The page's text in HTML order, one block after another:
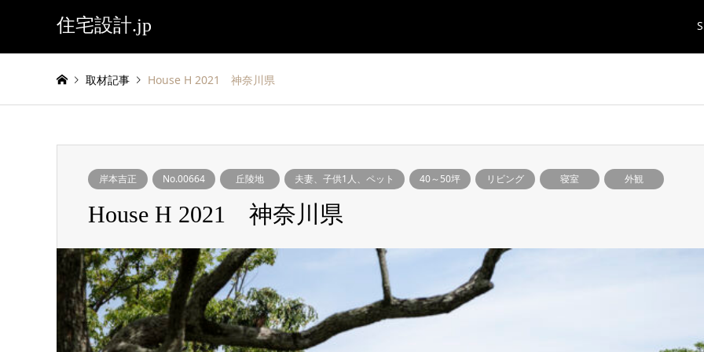
住宅設計.jp
取材記事 House H 2021 神奈川県
岸本吉正 No.00664 丘陵地 夫妻、子供1人、ペット 40～50坪 リビング 寝室 外観
House H 2021 神奈川県